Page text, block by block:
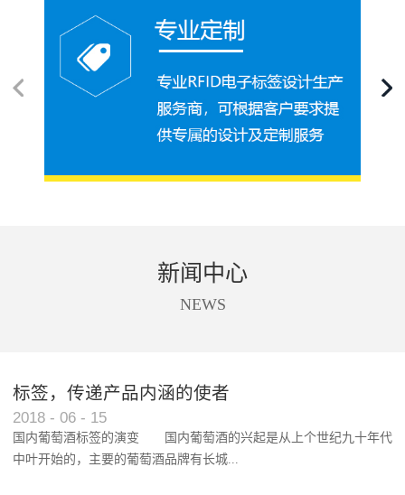
新闻中心
NEWS
标签，传递产品内涵的使者
2018 - 06 - 15
国内葡萄酒标签的演变 国内葡萄酒的兴起是从上个世纪九十年代
中叶开始的，主要的葡萄酒品牌有长城...